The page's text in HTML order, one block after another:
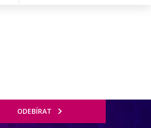
ODEBÍRAT